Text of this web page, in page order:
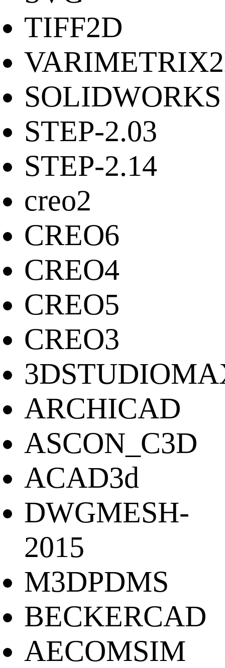
TIFF2D
SOLIDWORKS
STEP-2.03
STEP-2.14
creo2
CREO6
CREO4
CREO5
CREO3
ARCHICAD
ASCON_C3D
ACAD3d
DWGMESH-
2015
M3DPDMS
BECKERCAD
AECOMSIM